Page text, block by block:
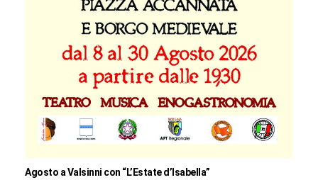
Agosto a Valsinni con “L’Estate d’Isabella”